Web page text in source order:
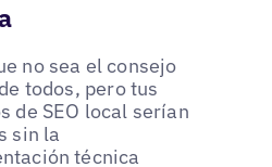
no sea el consejo
todos, pero tus
de SEO local serían
sin la
técnica